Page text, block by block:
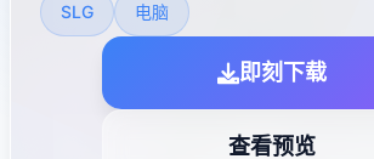
SLG 电脑
即刻下载
查看预览